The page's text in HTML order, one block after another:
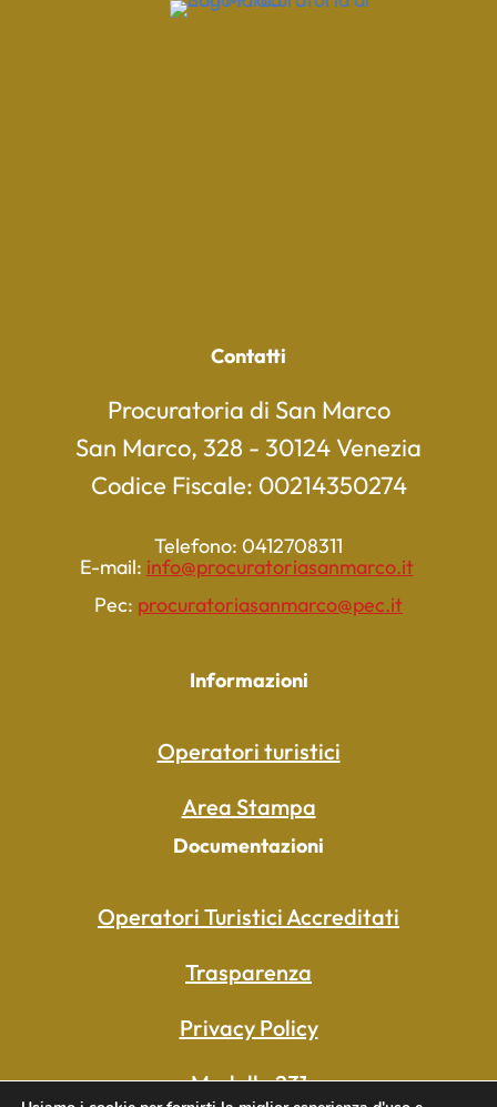
Contatti
Procuratoria di San Marco
San Marco, 328 - 30124 Venezia
Codice Fiscale: 00214350274
Telefono: 0412708311
E-mail: info@procuratoriasanmarco.it
Pec: procuratoriasanmarco@pec.it
Informazioni
Operatori turistici
Area Stampa
Documentazioni
Operatori Turistici Accreditati
Trasparenza
Privacy Policy
Modello 231